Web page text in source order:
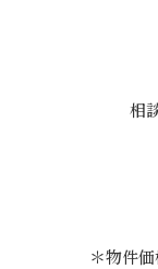
相
＊物件価